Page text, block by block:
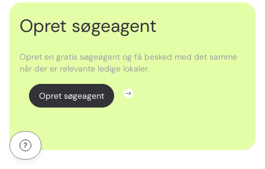
Opret søgeagent
Opret en gratis søgeagent og få besked med det samme
når der er relevante ledige lokaler.
Opret søgeagent